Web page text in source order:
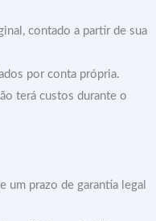
contado a partir de sua
por conta própria.
terá custos durante o
prazo de garantia legal